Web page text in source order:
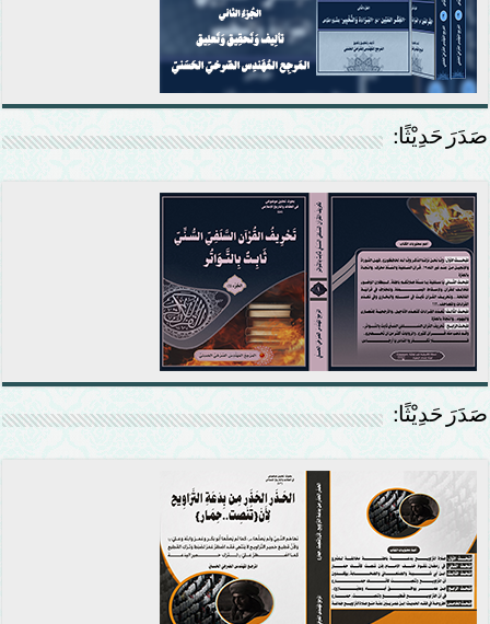
صَدَرَ حَدِيْثًا:
صَدَرَ حَدِيْثًا: